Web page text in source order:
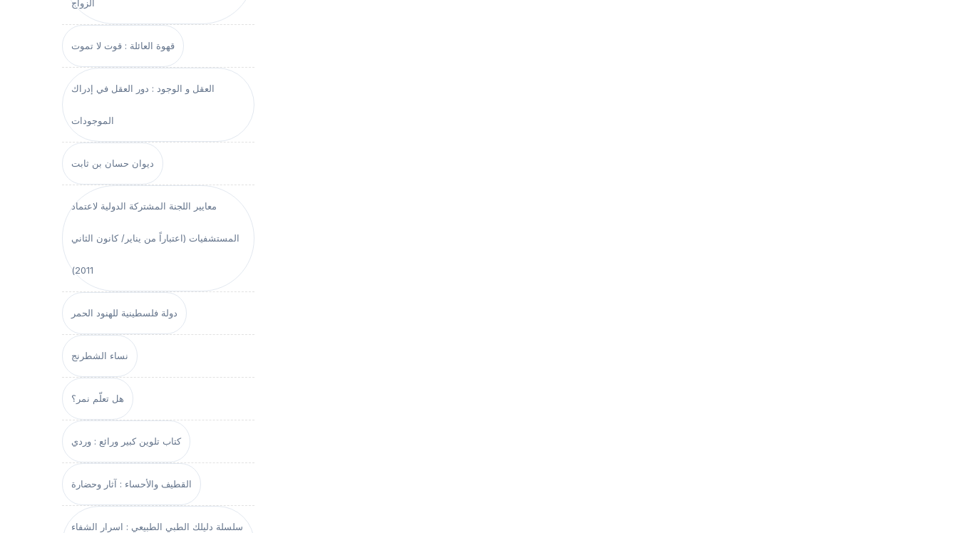
الزواج
قهوة العائلة : قوت لا تموت
العقل و الوجود : دور العقل في إدراك
الموجودات
ديوان حسان بن ثابت
معايير اللجنة المشتركة الدولية لاعتماد
المستشفيات (اعتباراً من يناير/ كانون الثاني
2011)
دولة فلسطينية للهنود الحمر
نساء الشطرنج
هل تعلّم نمر؟
كتاب تلوين كبير ورائع : وردي
القطيف والأحساء : آثار وحضارة
سلسلة دليلك الطبي الطبيعي : اسرار الشفاء